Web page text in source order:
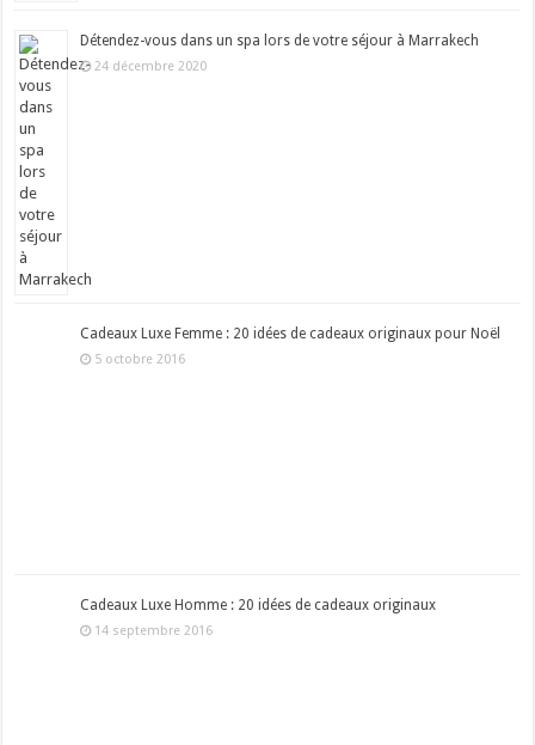
Détendez-vous dans un spa lors de votre séjour à Marrakech
24 décembre 2020
Cadeaux Luxe Femme : 20 idées de cadeaux originaux pour Noël
5 octobre 2016
Cadeaux Luxe Homme : 20 idées de cadeaux originaux
14 septembre 2016